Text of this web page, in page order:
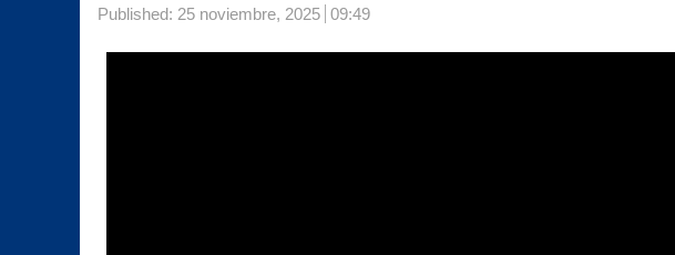
Published: 25 noviembre, 2025 09:49